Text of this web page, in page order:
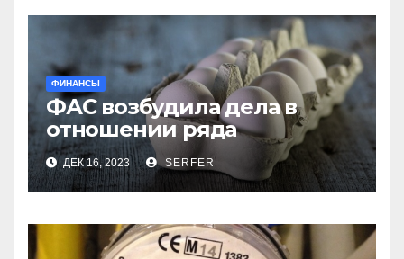
ФИНАНСЫ
ФАС возбудила дела в
отношении ряда
региональных
производителей куриных
яиц
ДЕК 16, 2023 SERFER